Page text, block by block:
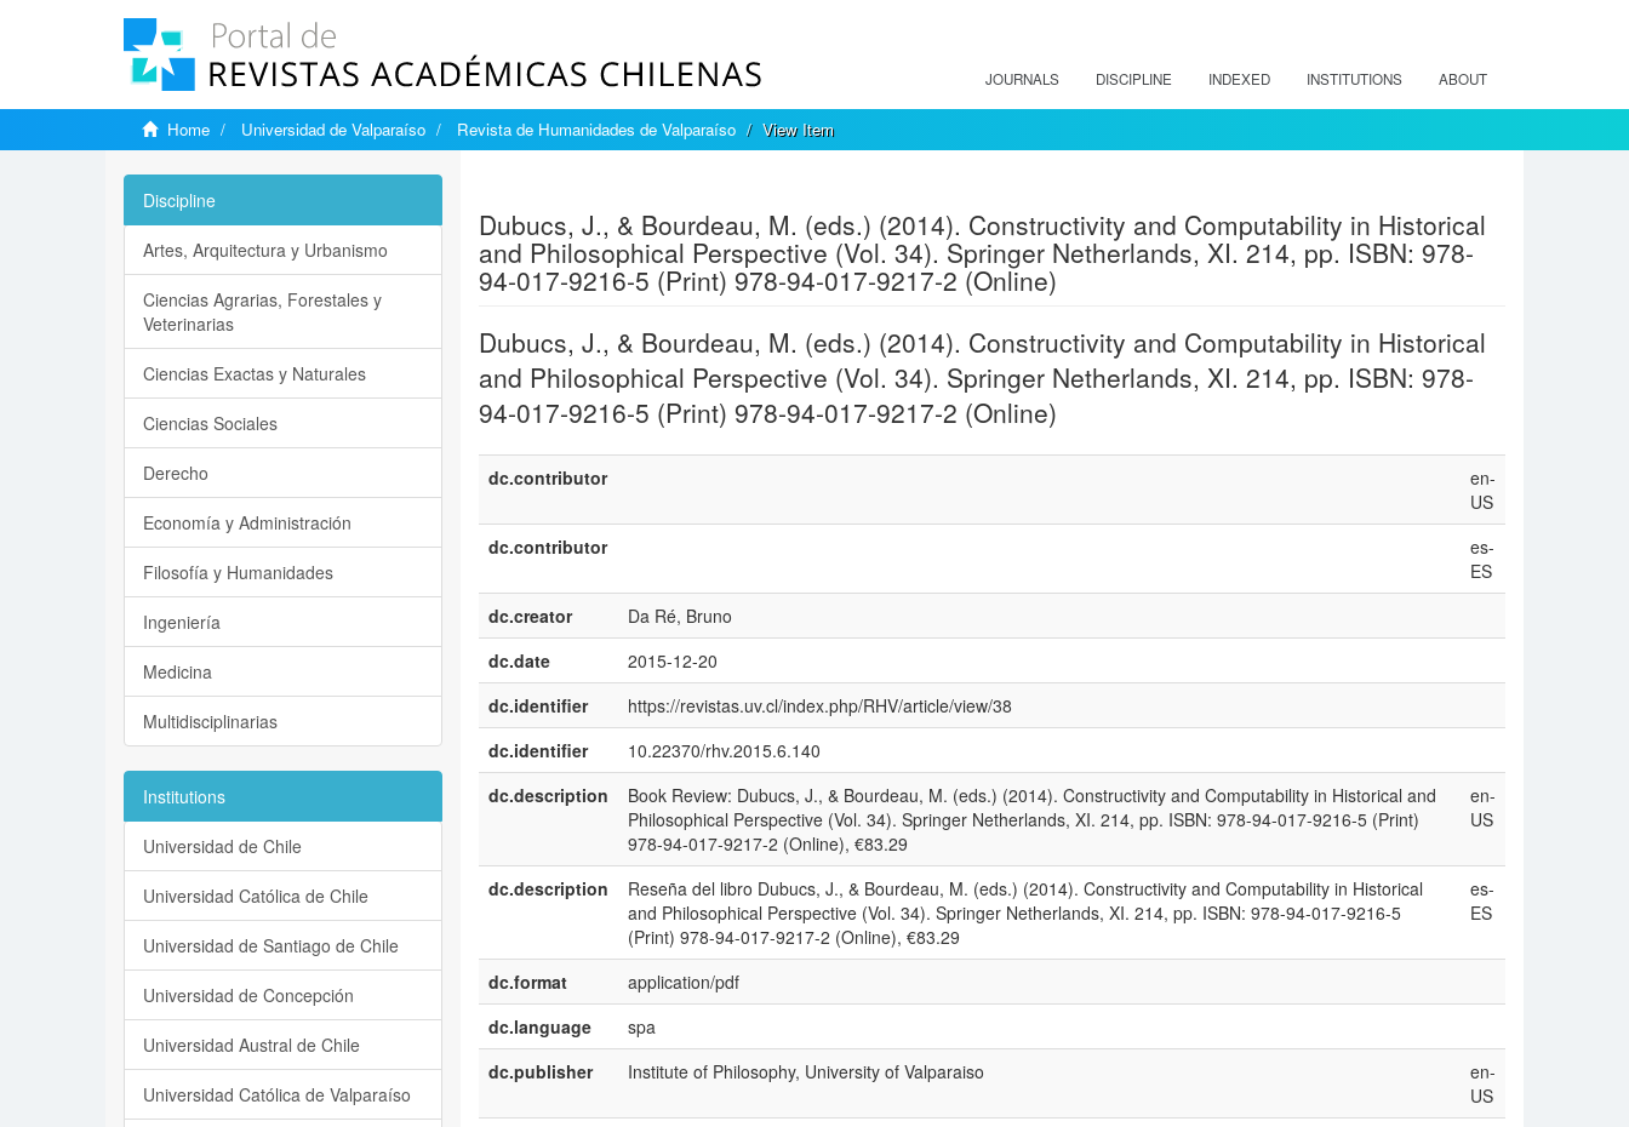
JOURNALS DISCIPLINE INDEXED INSTITUTIONS ABOUT
Home Universidad de Valparaíso Revista de Humanidades de Valparaíso View Item
Dubucs, J., & Bourdeau, M. (eds.) (2014). Constructivity and Computability in Historical
and Philosophical Perspective (Vol. 34). Springer Netherlands, XI. 214, pp. ISBN: 978-
94-017-9216-5 (Print) 978-94-017-9217-2 (Online)
Dubucs, J., & Bourdeau, M. (eds.) (2014). Constructivity and Computability in Historical
and Philosophical Perspective (Vol. 34). Springer Netherlands, XI. 214, pp. ISBN: 978-
94-017-9216-5 (Print) 978-94-017-9217-2 (Online)
dc.contributor
en-
US
dc.contributor
es-
ES
dc.creator
Da Ré, Bruno
dc.date
2015-12-20
dc.identifier
https://revistas.uv.cl/index.php/RHV/article/view/38
dc.identifier
10.22370/rhv.2015.6.140
dc.description
Book Review: Dubucs, J., & Bourdeau, M. (eds.) (2014). Constructivity and Computability in Historical and
Philosophical Perspective (Vol. 34). Springer Netherlands, XI. 214, pp. ISBN: 978-94-017-9216-5 (Print)
978-94-017-9217-2 (Online), €83.29
en-
US
dc.description
Reseña del libro Dubucs, J., & Bourdeau, M. (eds.) (2014). Constructivity and Computability in Historical
and Philosophical Perspective (Vol. 34). Springer Netherlands, XI. 214, pp. ISBN: 978-94-017-9216-5
(Print) 978-94-017-9217-2 (Online), €83.29
es-
ES
dc.format
application/pdf
dc.language
spa
dc.publisher
Institute of Philosophy, University of Valparaiso
en-
US
Discipline
Artes, Arquitectura y Urbanismo
Ciencias Agrarias, Forestales y
Veterinarias
Ciencias Exactas y Naturales
Ciencias Sociales
Derecho
Economía y Administración
Filosofía y Humanidades
Ingeniería
Medicina
Multidisciplinarias
Institutions
Universidad de Chile
Universidad Católica de Chile
Universidad de Santiago de Chile
Universidad de Concepción
Universidad Austral de Chile
Universidad Católica de Valparaíso